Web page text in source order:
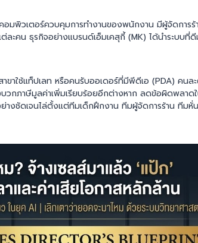
อมพิวเตอร์ควบคุมการทำงานของพนักงาน มีผู้จัดการ
ละคน ธุรกิจอย่างแบรนด์เอ็มเคสุกี้ (MK) ได้นำระบบที่ดีม
ขาใช้แท็ปเลท หรือคนรับออเดอร์ที่มีพีดีเอ (PDA) คนล
วกภาษีมูลค่าเพิ่มเรียบร้อยอีกต่างหาก ลดข้อผิดพลาด
ย่างชัดเจนไล่ตั้งแต่ทีมเด็กฝึกงาน ทีมผู้จัดการร้าน ทีม